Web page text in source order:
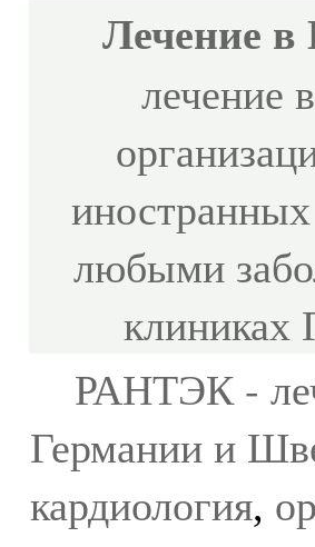
Лечение в
лечение
любыми
клиниках
РАНТЭК -
Германии и
кардиология,